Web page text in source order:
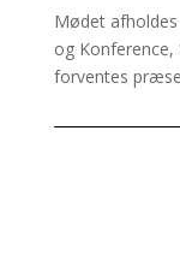
Mødet
og
forventes